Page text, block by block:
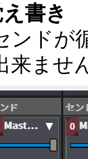
限
書き
ンドが
来ませ